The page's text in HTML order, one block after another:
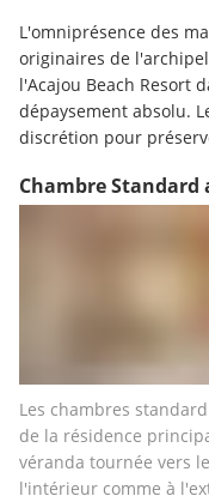
L'omniprésence des
originaires de
l'Acajou Beach Resort
dépaysement absolu.
discrétion pour
Chambre
Les chambres
de la résidence
véranda tournée vers
l'intérieur comme à